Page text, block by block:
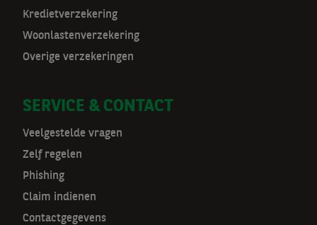
a
t
a
v
Kredietverzekering
Woonlastenverzekering
Overige verzekeringen
SERVICE & CONTACT
Veelgestelde vragen
Zelf regelen
Phishing
Claim indienen
Contactgegevens